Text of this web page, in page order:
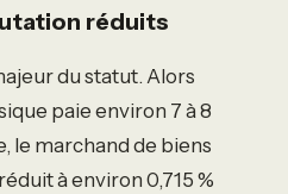
réduits
du statut. Alors
paie environ 7 à 8
le marchand de biens
à environ 0,715 %